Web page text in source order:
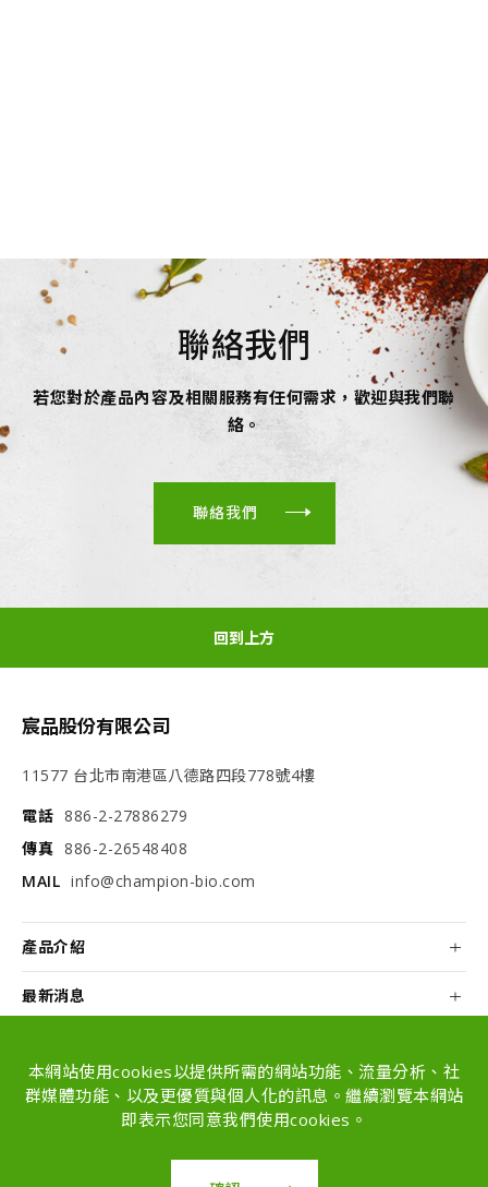
本網站使用cookies以提供所需的網站功能、流量分析、社
群媒體功能、以及更優質與個人化的訊息。繼續瀏覽本網站
即表示您同意我們使用cookies。
聯絡我們
若您對於產品內容及相關服務有任何需求，歡迎與我們聯
絡。
聯絡我們
回到上方
宸品股份有限公司
11577 台北市南港區八德路四段778號4樓
電話 886-2-27886279
傳真 886-2-26548408
MAIL info@champion-bio.com
產品介紹
最新消息
配方和代工